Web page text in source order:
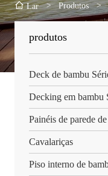
Lar > Produtos >
produtos
Deck de bambu
Decking em bambu
Painéis de parede
Cavalariças